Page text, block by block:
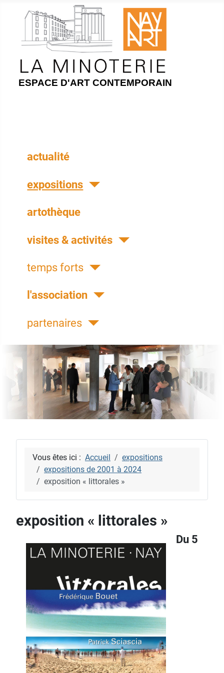
ESPACE D'ART CONTEMPORAIN
actualité
expositions
artothèque
visites & activités
temps forts
l'association
partenaires
Vous êtes ici : Accueil
expositions
expositions de 2001 à 2024
exposition « littorales »
exposition « littorales »
Du 5